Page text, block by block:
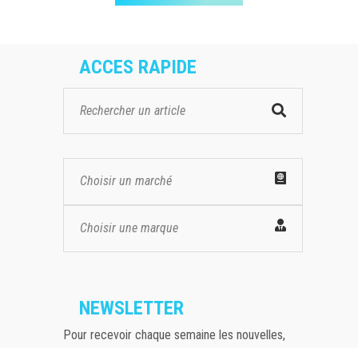
ACCES RAPIDE
Choisir un marché
Choisir une marque
NEWSLETTER
Pour recevoir chaque semaine les nouvelles,